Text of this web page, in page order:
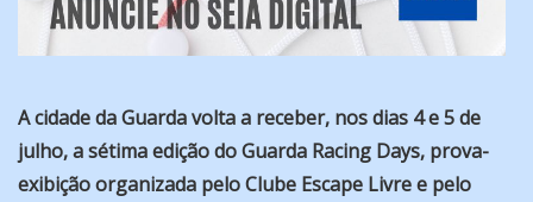
A cidade da Guarda volta a receber, nos dias 4 e 5 de
julho, a sétima edição do Guarda Racing Days, prova-
exibição organizada pelo Clube Escape Livre e pelo